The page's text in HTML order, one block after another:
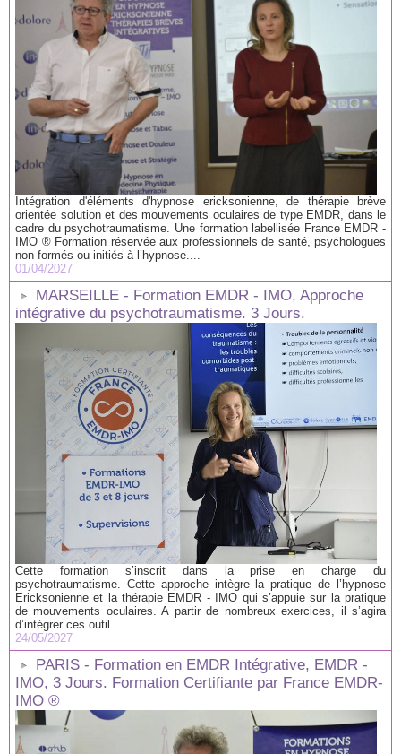
Intégration d'éléments d'hypnose ericksonienne, de thérapie brève
orientée solution et des mouvements oculaires de type EMDR, dans le
cadre du psychotraumatisme. Une formation labellisée France EMDR -
IMO ® Formation réservée aux professionnels de santé, psychologues
non formés ou initiés à l’hypnose....
01/04/2027
MARSEILLE - Formation EMDR - IMO, Approche
intégrative du psychotraumatisme. 3 Jours.
Cette formation s’inscrit dans la prise en charge du
psychotraumatisme. Cette approche intègre la pratique de l’hypnose
Ericksonienne et la thérapie EMDR - IMO qui s’appuie sur la pratique
de mouvements oculaires. A partir de nombreux exercices, il s’agira
d’intégrer ces outil...
24/05/2027
PARIS - Formation en EMDR Intégrative, EMDR -
IMO, 3 Jours. Formation Certifiante par France EMDR-
IMO ®